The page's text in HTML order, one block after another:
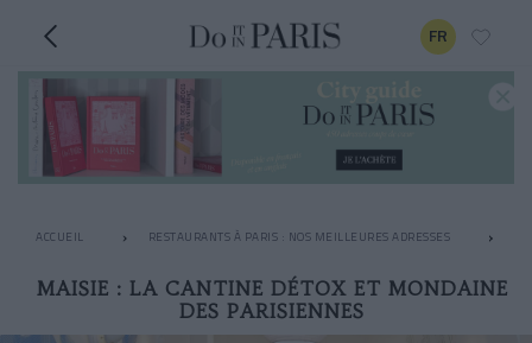
FR
ACCUEIL RESTAURANTS À PARIS : NOS MEILLEURES ADRESSES
MAISIE : LA CANTINE DÉTOX ET MONDAINE
DES PARISIENNES